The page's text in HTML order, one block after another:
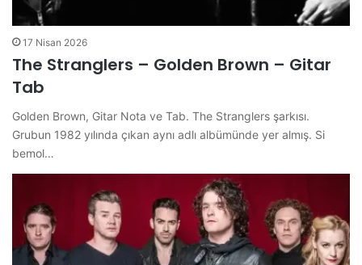
17 Nisan 2026
The Stranglers – Golden Brown – Gitar
Tab
Golden Brown, Gitar Nota ve Tab. The Stranglers şarkısı.
Grubun 1982 yılında çıkan aynı adlı albümünde yer almış. Si
bemol…